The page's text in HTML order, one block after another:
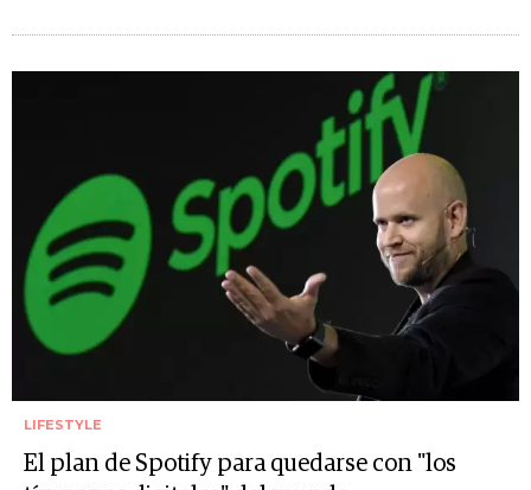
LIFESTYLE
El plan de Spotify para quedarse con "los